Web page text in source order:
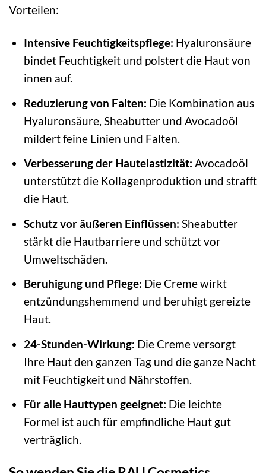
Vorteilen:
Intensive Feuchtigkeitspflege: Hyaluronsäure
bindet Feuchtigkeit und polstert die Haut von
innen auf.
Reduzierung von Falten: Die Kombination aus
Hyaluronsäure, Sheabutter und Avocadoöl
mildert feine Linien und Falten.
Verbesserung der Hautelastizität: Avocadoöl
unterstützt die Kollagenproduktion und strafft
die Haut.
Schutz vor äußeren Einflüssen: Sheabutter
stärkt die Hautbarriere und schützt vor
Umweltschäden.
Beruhigung und Pflege: Die Creme wirkt
entzündungshemmend und beruhigt gereizte
Haut.
24-Stunden-Wirkung: Die Creme versorgt
Ihre Haut den ganzen Tag und die ganze Nacht
mit Feuchtigkeit und Nährstoffen.
Für alle Hauttypen geeignet: Die leichte
Formel ist auch für empfindliche Haut gut
verträglich.